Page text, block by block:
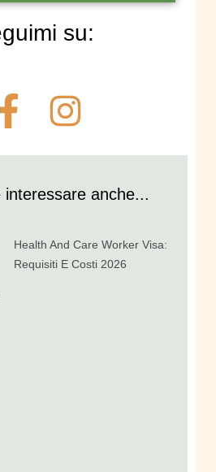
su:
interessare anche...
Health And Care Worker Visa:
Requisiti E Costi 2026